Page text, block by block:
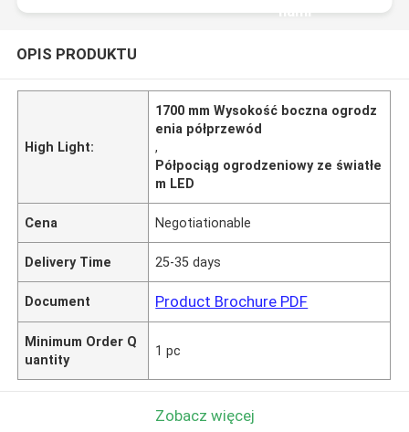
nami
OPIS PRODUKTU
High Light:
1700 mm Wysokość boczna ogrodz
enia półprzewód
,
Półpociąg ogrodzeniowy ze światłe
m LED
Cena Negotiationable
Delivery Time 25-35 days
Document Product Brochure PDF
Minimum Order Q
uantity
1 pc
Zobacz więcej